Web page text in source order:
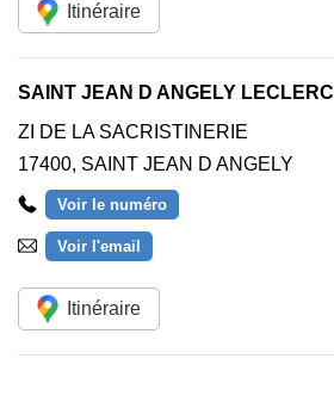
Itinéraire
SAINT JEAN D ANGELY LECLERC
ZI DE LA SACRISTINERIE
17400, SAINT JEAN D ANGELY
Voir le numéro
Voir l'email
Itinéraire